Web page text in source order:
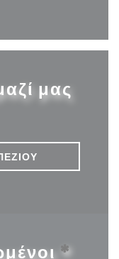
σε νέο
((ανοίγει σε
μας
*